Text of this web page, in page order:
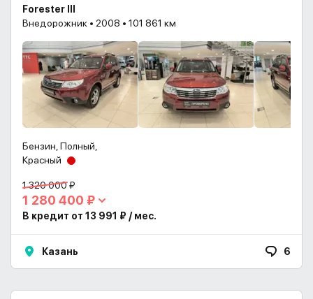
Forester III
Внедорожник • 2008 • 101 861 км
Бензин, Полный,
Красный
1 320 000 ₽
1 280 400 ₽
В кредит от 13 991 ₽ / мес.
Казань 6